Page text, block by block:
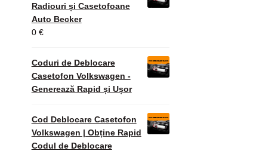
Radiouri și Casetofoane
Auto Becker
0 €
Coduri de Deblocare
Casetofon Volkswagen -
Generează Rapid și Ușor
Cod Deblocare Casetofon
Volkswagen | Obține Rapid
Codul de Deblocare